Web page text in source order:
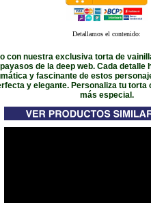
Detallamos el contenido:
con nuestra exclusiva torta de
de la deep web. Cada
y fascinante de estos
y elegante. Personaliza tu
más especial.